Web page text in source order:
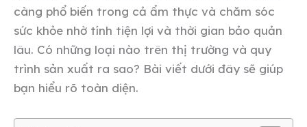
càng phổ biến trong cả ẩm thực và chăm sóc
sức khỏe nhờ tính tiện lợi và thời gian bảo quản
lâu. Có những loại nào trên thị trường và quy
trình sản xuất ra sao? Bài viết dưới đây sẽ giúp
bạn hiểu rõ toàn diện.